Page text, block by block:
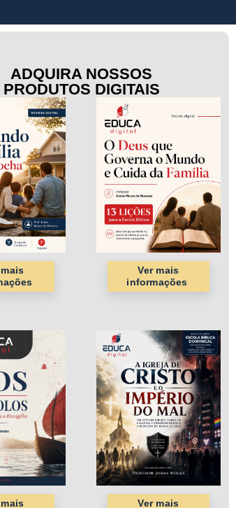
ADQUIRA NOSSOS
PRODUTOS DIGITAIS